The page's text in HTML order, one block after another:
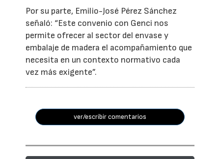
Por su parte, Emilio-José Pérez Sánchez
señaló: “Este convenio con Genci nos
permite ofrecer al sector del envase y
embalaje de madera el acompañamiento que
necesita en un contexto normativo cada
vez más exigente”.
ver/escribir comentarios